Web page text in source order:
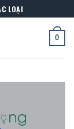
LOẠI
0